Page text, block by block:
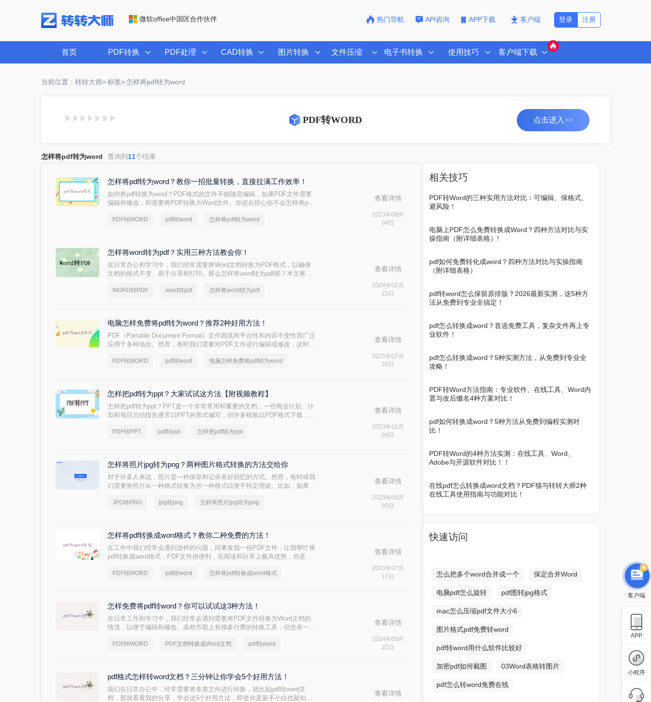
微软office中国区合作伙伴 热门导航 API咨询 APP下载 客户端 注册
登录
首页 PDF转换 PDF处理 CAD转换 图片转换 文件压缩 电子书转换 使用技巧 客户端下载
当前位置：转转大师> 标签> 怎样将pdf转为word
PDF转WORD 点击进入>>
怎样将pdf转为word 查询到 11个结果
怎样将pdf转为word？教你一招批量转换，直接拉满工作效率！
如何将pdf转换为word？PDF格式的文件不能随意编辑，如果PDF文件需要
编辑和修改，则需要将PDF转换为Word文件。你还在担心你不会怎样将pdf
PDF转WORD pdf转word 怎样将pdf转为word
查看详情
2023年08月
04日
怎样将word转为pdf？实用三种方法教会你！
在日常办公和学习中，我们经常需要将Word文档转换为PDF格式，以确保
文档的格式不变、易于分享和打印。那么怎样将word转为pdf呢？本文将介
WORD转PDF word转pdf 怎样将word转为pdf
查看详情
2024年02月
22日
电脑怎样免费将pdf转为word？推荐2种好用方法！
PDF（Portable Document Format）文件因其跨平台性和内容不变性而广泛
应用于各种场合。然而，有时我们需要对PDF文件进行编辑或修改，这时将
本文将介绍两种免费将PDF转为Word的方法。
PDF转WORD pdf转word 电脑怎样免费将pdf转为word
查看详情
2025年07月
28日
怎样把pdf转为ppt？大家试试这方法【附视频教程】
怎样把pdf转为ppt？PPT是一个非常常用和重要的文档。一些商业计划、计
划和项目总结报告通常以PPT的形式编写，但许多模板以PDF格式下载，无
将pdf转ppt的好方法，让我们来看看下面视频图文教程。
PDF转PPT pdf转ppt 怎样把pdf转为ppt
查看详情
2023年10月
09日
怎样将照片jpg转为png？两种图片格式转换的方法交给你
对于许多人来说，照片是一种保存和记录美好回忆的方式。然而，有时候我
们需要将照片从一种格式转换为另一种格式以便于特定用途。比如，如果你
PNG格式可以保留更高质量的照片细节。这篇文章将告诉你怎样将照片JPG
JPG转PNG jpg转png 怎样将照片jpg转为png
查看详情
2023年05月
05日
怎样将pdf转换成word格式？教你二种免费的方法！
在工作中我们经常会遇到这样的问题，同事发我一份PDF文件，让我帮忙将
pdf转换成word格式，PDF文件很便利，在阅读和分享上极具优势，但是在
将pdf转换成word格式？这类操作对工作经验丰富的人自然不在话下，但对
PDF转WORD pdf转word 怎样将pdf转换成word格式
查看详情
2023年07月
17日
怎样免费将pdf转word？你可以试试这3种方法！
在日常工作和学习中，我们经常会遇到需要将PDF文件转换为Word文档的
情况，以便于编辑和修改。虽然市面上有很多付费的转换工具，但也有一些
介绍三种免费将PDF转Word的方法。
PDF转WORD PDF文档转换成Word文档 pdf转word
查看详情
2024年05月
22日
pdf格式怎样转word文档？三分钟让你学会5个好用方法！
我们在日常办公中，经常需要将各类文件进行转换，就比如pdf转word文
档，那就看看我的分享，学会这5个好用方法，即使你是新手小白也能知道
查看详情
相关技巧
PDF转Word的三种实用方法对比：可编辑、保格式、
避风险！
电脑上PDF怎么免费转换成Word？四种方法对比与实
操指南（附详细表格）!
pdf如何免费转化成word？四种方法对比与实操指南
（附详细表格）
pdf转word怎么保留原排版？2026最新实测，这5种方
法从免费到专业全搞定！
pdf怎么转换成word？首选免费工具，复杂文件再上专
业软件！
pdf怎么转换成word？5种实测方法，从免费到专业全
攻略！
PDF转Word方法指南：专业软件、在线工具、Word内
置与改后缀名4种方案对比！
pdf如何转换成word？5种方法从免费到编程实测对
比！
PDF转Word的4种方法实测：在线工具、Word、
Adobe与开源软件对比！！
在线pdf怎么转换成word文档？PDF猫与转转大师2种
在线工具使用指南与功能对比！
快速访问
怎么把多个word合并成一个 保定合并Word
电脑pdf怎么旋转 pdf图转jpg格式
mac怎么压缩pdf文件大小6
图片格式pdf免费转word
pdf转word用什么软件比较好
加密pdf如何截图 03Word表格转图片
pdf怎么转word免费在线
客户端
APP
小程序